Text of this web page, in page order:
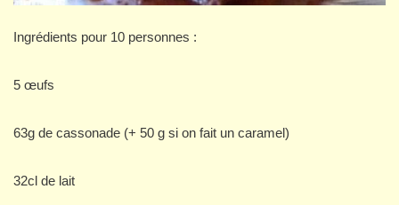
Ingrédients pour 10 personnes :
5 œufs
63g de cassonade (+ 50 g si on fait un caramel)
32cl de lait